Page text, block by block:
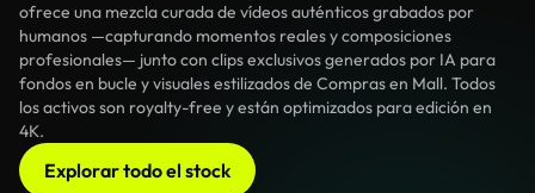
ofrece una mezcla curada de vídeos auténticos grabados por
humanos —capturando momentos reales y composiciones
profesionales— junto con clips exclusivos generados por IA para
fondos en bucle y visuales estilizados de Compras en Mall. Todos
los activos son royalty-free y están optimizados para edición en
4K.
Explorar todo el stock